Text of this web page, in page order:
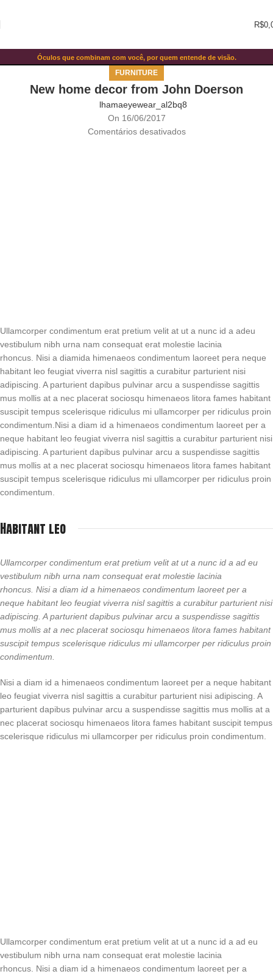
R$
Óculos que combinam com você, por quem entende de visão.
Blog
Home Furniture
FURNITURE
New home decor from John Doerson
lhamaeyewear_al2bq8
On 16/06/2017
Comentários desativados
Ullamcorper condimentum erat pretium velit at ut a nunc id a adeu
vestibulum nibh urna nam consequat erat molestie lacinia
rhoncus. Nisi a diamida himenaeos condimentum laoreet pera neque
habitant leo feugiat viverra nisl sagittis a curabitur parturient nisi
adipiscing. A parturient dapibus pulvinar arcu a suspendisse sagittis
mus mollis at a nec placerat sociosqu himenaeos litora fames habitant
suscipit tempus scelerisque ridiculus mi ullamcorper per ridiculus proin
condimentum. Nisi a diam id a himenaeos condimentum laoreet per a
neque habitant leo feugiat viverra nisl sagittis a curabitur parturient nisi
adipiscing. A parturient dapibus pulvinar arcu a suspendisse sagittis
mus mollis at a nec placerat sociosqu himenaeos litora fames habitant
suscipit tempus scelerisque ridiculus mi ullamcorper per ridiculus proin
condimentum.
Habitant leo
Ullamcorper condimentum erat pretium velit at ut a nunc id a ad eu
vestibulum nibh urna nam consequat erat molestie lacinia
rhoncus. Nisi a diam id a himenaeos condimentum laoreet per a
neque habitant leo feugiat viverra nisl sagittis a curabitur parturient nisi
adipiscing. A parturient dapibus pulvinar arcu a suspendisse sagittis
mus mollis at a nec placerat sociosqu himenaeos litora fames habitant
suscipit tempus scelerisque ridiculus mi ullamcorper per ridiculus proin
condimentum.
Nisi a diam id a himenaeos condimentum laoreet per a neque habitant
leo feugiat viverra nisl sagittis a curabitur parturient nisi adipiscing. A
parturient dapibus pulvinar arcu a suspendisse sagittis mus mollis at a
nec placerat sociosqu himenaeos litora fames habitant suscipit tempus
scelerisque ridiculus mi ullamcorper per ridiculus proin condimentum.
Ullamcorper condimentum erat pretium velit at ut a nunc id a ad eu
vestibulum nibh urna nam consequat erat molestie lacinia
rhoncus. Nisi a diam id a himenaeos condimentum laoreet per a